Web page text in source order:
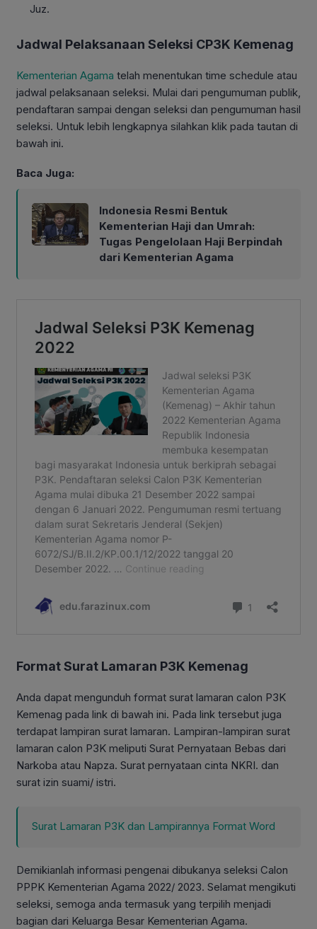
Juz.
Jadwal Pelaksanaan Seleksi CP3K Kemenag
Kementerian Agama telah menentukan time schedule atau
jadwal pelaksanaan seleksi. Mulai dari pengumuman publik,
pendaftaran sampai dengan seleksi dan pengumuman hasil
seleksi. Untuk lebih lengkapnya silahkan klik pada tautan di
bawah ini.
Baca Juga:
Indonesia Resmi Bentuk
Kementerian Haji dan Umrah:
Tugas Pengelolaan Haji Berpindah
dari Kementerian Agama
Format Surat Lamaran P3K Kemenag
Anda dapat mengunduh format surat lamaran calon P3K
Kemenag pada link di bawah ini. Pada link tersebut juga
terdapat lampiran surat lamaran. Lampiran-lampiran surat
lamaran calon P3K meliputi Surat Pernyataan Bebas dari
Narkoba atau Napza. Surat pernyataan cinta NKRI. dan
surat izin suami/ istri.
Surat Lamaran P3K dan Lampirannya Format Word
Demikianlah informasi pengenai dibukanya seleksi Calon
PPPK Kementerian Agama 2022/ 2023. Selamat mengikuti
seleksi, semoga anda termasuk yang terpilih menjadi
bagian dari Keluarga Besar Kementerian Agama.